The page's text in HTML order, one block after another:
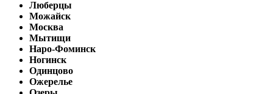
Люберцы
Можайск
Москва
Мытищи
Наро-Фоминск
Ногинск
Одинцово
Ожерелье